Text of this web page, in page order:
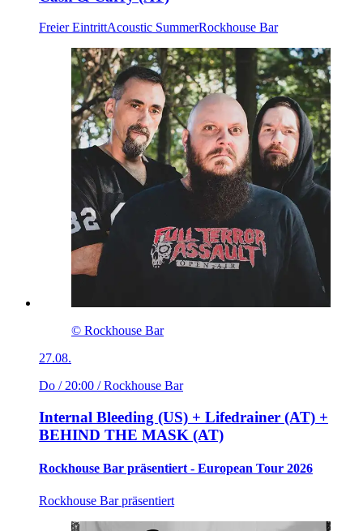
Freier EintrittAcoustic SummerRockhouse Bar
© Rockhouse Bar
27.08.
Do / 20:00 / Rockhouse Bar
Internal Bleeding (US) + Lifedrainer (AT) +
BEHIND THE MASK (AT)
Rockhouse Bar präsentiert - European Tour 2026
Rockhouse Bar präsentiert